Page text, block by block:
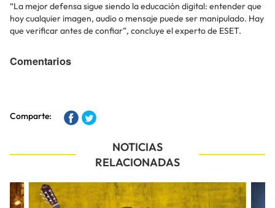
“La mejor defensa sigue siendo la educación digital: entender que
hoy cualquier imagen, audio o mensaje puede ser manipulado. Hay
que verificar antes de confiar”, concluye el experto de ESET.
Comentarios
Comparte:
NOTICIAS
RELACIONADAS